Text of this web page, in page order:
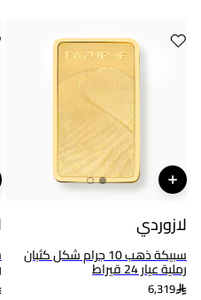
لازوردي
سبيكة ذهب 10 جرام شكل كثبان
رملية عيار 24 قيراط
6,319